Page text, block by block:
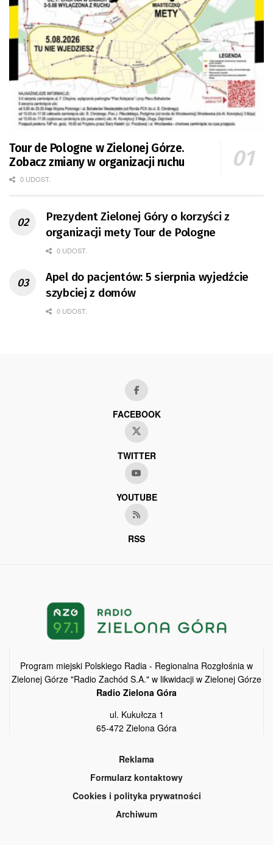
Tour de Pologne w Zielonej Górze.
Zobacz zmiany w organizacji ruchu
0 UDOST.
Prezydent Zielonej Góry o korzyści z
organizacji mety Tour de Pologne
0 UDOST.
Apel do pacjentów: 5 sierpnia wyjedźcie
szybciej z domów
0 UDOST.
FACEBOOK
TWITTER
YOUTUBE
RSS
Program miejski Polskiego Radia - Regionalna Rozgłośnia w
Zielonej Górze "Radio Zachód S.A." w likwidacji w Zielonej Górze
Radio Zielona Góra
ul. Kukułcza 1
65-472 Zielona Góra
Reklama
Formularz kontaktowy
Cookies i polityka prywatności
Archiwum